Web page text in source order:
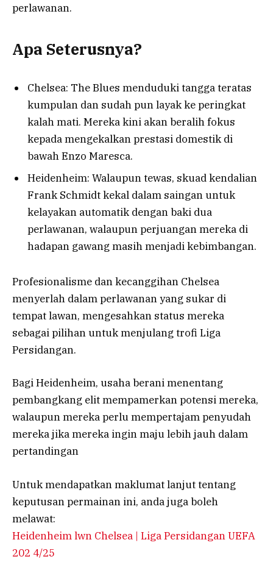
perlawanan.
Apa Seterusnya?
Chelsea: The Blues menduduki tangga teratas
kumpulan dan sudah pun layak ke peringkat
kalah mati. Mereka kini akan beralih fokus
kepada mengekalkan prestasi domestik di
bawah Enzo Maresca.
Heidenheim: Walaupun tewas, skuad kendalian
Frank Schmidt kekal dalam saingan untuk
kelayakan automatik dengan baki dua
perlawanan, walaupun perjuangan mereka di
hadapan gawang masih menjadi kebimbangan.
Profesionalisme dan kecanggihan Chelsea
menyerlah dalam perlawanan yang sukar di
tempat lawan, mengesahkan status mereka
sebagai pilihan untuk menjulang trofi Liga
Persidangan.
Bagi Heidenheim, usaha berani menentang
pembangkang elit mempamerkan potensi mereka,
walaupun mereka perlu mempertajam penyudah
mereka jika mereka ingin maju lebih jauh dalam
pertandingan
Untuk mendapatkan maklumat lanjut tentang
keputusan permainan ini, anda juga boleh
melawat:
Heidenheim lwn Chelsea | Liga Persidangan UEFA
202 4/25